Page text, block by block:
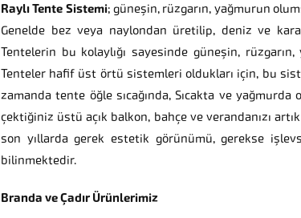
Raylı Tente Sistemi; güneşin, rüzgarın, yağmurun
Genelde bez veya naylondan üretilip, deniz ve
Tentelerin bu kolaylığı sayesinde güneşin,
Tenteler hafif üst örtü sistemleri oldukları için, bu
zamanda tente öğle sıcağında, Sıcakta ve yağmurda
çektiğiniz üstü açık balkon, bahçe ve verandanızı
son yıllarda gerek estetik görünümü, gerekse
bilinmektedir.
Branda ve Çadır Ürünlerimiz